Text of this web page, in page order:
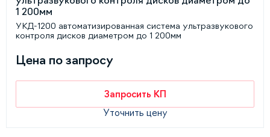
УКД-1200 автоматизированная система ультразвукового
контроля дисков диаметром до 1 200мм
Цена по запросу
Запросить КП
Уточнить цену